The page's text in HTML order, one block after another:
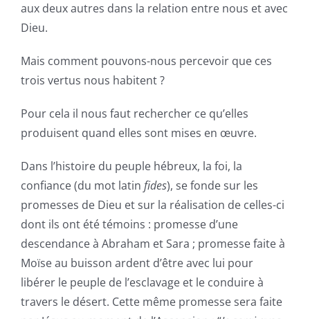
aux deux autres dans la relation entre nous et avec
Dieu.
Mais comment pouvons-nous percevoir que ces
trois vertus nous habitent ?
Pour cela il nous faut rechercher ce qu’elles
produisent quand elles sont mises en œuvre.
Dans l’histoire du peuple hébreux, la foi, la
confiance (du mot latin fides), se fonde sur les
promesses de Dieu et sur la réalisation de celles-ci
dont ils ont été témoins : promesse d’une
descendance à Abraham et Sara ; promesse faite à
Moïse au buisson ardent d’être avec lui pour
libérer le peuple de l’esclavage et le conduire à
travers le désert. Cette même promesse sera faite